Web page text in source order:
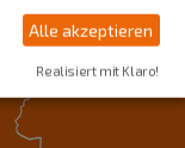
Alle akzeptieren
Realisiert mit Klaro!